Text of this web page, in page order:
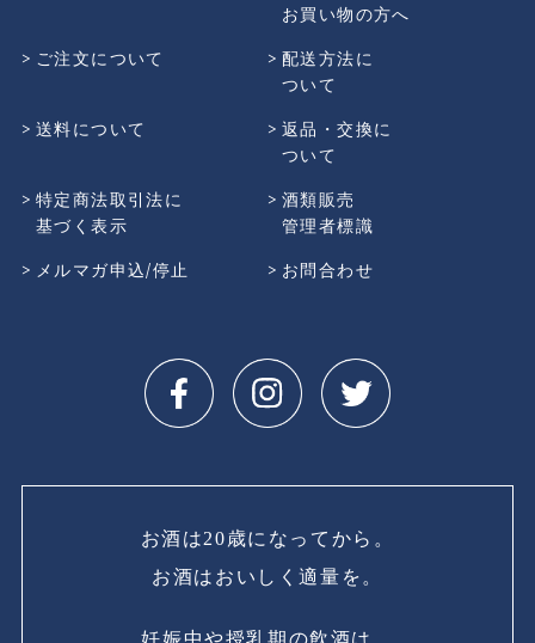
お買い物の方へ
ご注文について
配送方法に
ついて
送料について
返品・交換に
ついて
特定商法取引法に
基づく表示
酒類販売
管理者標識
メルマガ申込/停止
お問合わせ
お酒は20歳になってから。
お酒はおいしく適量を。
妊娠中や授乳期の飲酒は、